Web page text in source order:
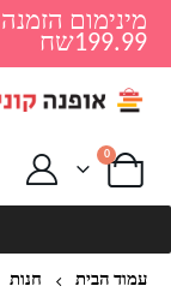
199.99שח
0
עמוד הבית חנות